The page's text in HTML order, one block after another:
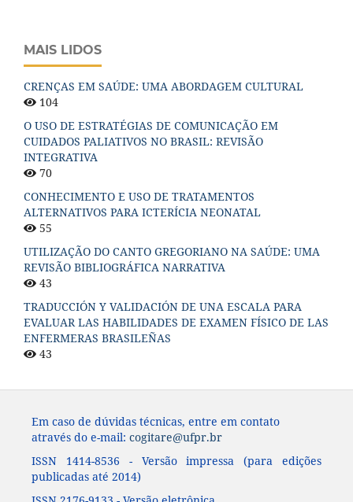
MAIS LIDOS
CRENÇAS EM SAÚDE: UMA ABORDAGEM CULTURAL
104
O USO DE ESTRATÉGIAS DE COMUNICAÇÃO EM
CUIDADOS PALIATIVOS NO BRASIL: REVISÃO
INTEGRATIVA
70
CONHECIMENTO E USO DE TRATAMENTOS
ALTERNATIVOS PARA ICTERÍCIA NEONATAL
55
UTILIZAÇÃO DO CANTO GREGORIANO NA SAÚDE: UMA
REVISÃO BIBLIOGRÁFICA NARRATIVA
43
TRADUCCIÓN Y VALIDACIÓN DE UNA ESCALA PARA
EVALUAR LAS HABILIDADES DE EXAMEN FÍSICO DE LAS
ENFERMERAS BRASILEÑAS
43
Em caso de dúvidas técnicas, entre em contato
através do e-mail: cogitare@ufpr.br
ISSN 1414-8536 - Versão impressa (para edições
publicadas até 2014)